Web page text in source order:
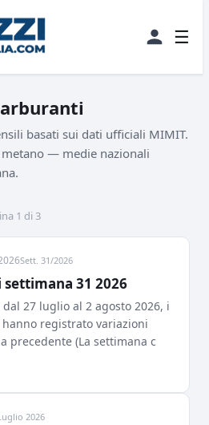
☰
basati sui dati ufficiali MIMIT.
metano — medie nazionali
1 di 3
Sett. 31/2026
31 2026
27 luglio al 2 agosto 2026, i
registrato variazioni
precedente (La settimana c
2026